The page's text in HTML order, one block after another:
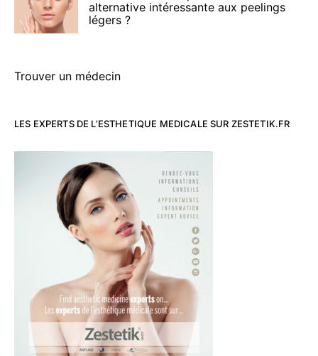
alternative intéressante aux peelings
légers ?
Trouver un médecin
LES EXPERTS DE L’ESTHETIQUE MEDICALE SUR ZESTETIK.FR